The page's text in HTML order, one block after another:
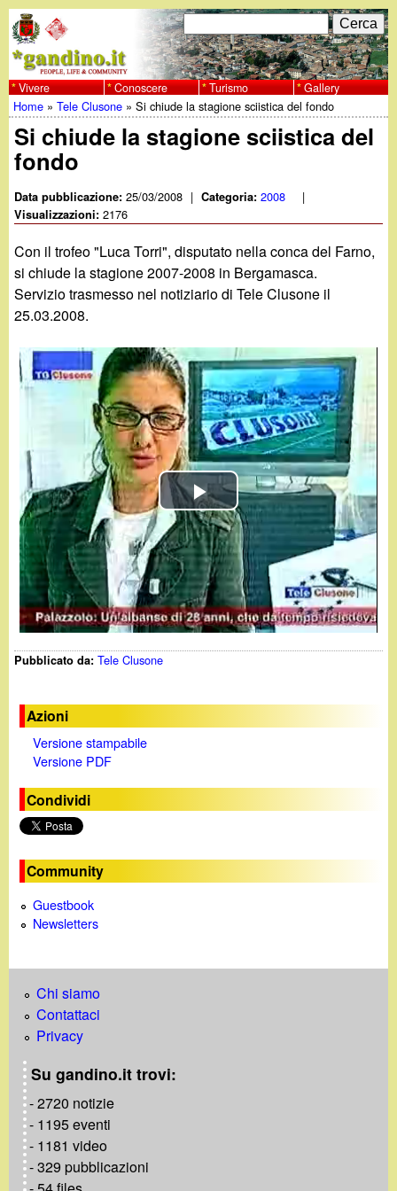
al
contenuto
principale
w
w
w
.
g
a
n
d
n
o
t
F
o
r
m
i
r
i
e
r
c
a
C
e
r
c
a
Vivere Conoscere Turismo Gallery
Tu
sei
qui
Home »Tele Clusone »Si chiude la stagione sciistica del fondo
Si chiude la stagione sciistica del
fondo
Data pubblicazione:25/03/2008 | Categoria:2008 |
Visualizzazioni:2176
Con il trofeo "Luca Torri", disputato nella conca del Farno,
si chiude la stagione 2007-2008 in Bergamasca.
Servizio trasmesso nel notiziario di Tele Clusone il
25.03.2008.
P
l
a
y
i
e
Pubblicato da:Tele Clusone
Azioni
Versione stampabile
Versione PDF
Condividi
Community
Guestbook
Newsletters
Chi siamo
Contattaci
Privacy
Su gandino.it trovi:
- 2720 notizie
- 1195 eventi
- 1181 video
- 329 pubblicazioni